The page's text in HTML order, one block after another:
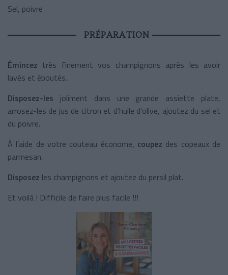
Sel, poivre
PRÉPARATION
Émincez très finement vos champignons après les avoir
lavés et éboutés.
Disposez-les joliment dans une grande assiette plate,
arrosez-les de jus de citron et d’huile d’olive, ajoutez du sel et
du poivre.
À l’aide de votre couteau économe, coupez des copeaux de
parmesan.
Disposez les champignons et ajoutez du persil plat.
Et voilà ! Difficile de faire plus facile !!!